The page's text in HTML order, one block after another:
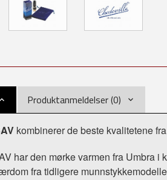
Produktanmeldelser (0)
kombinerer de beste kvalitetene
har den mørke varmen fra Umbra
fra tidligere